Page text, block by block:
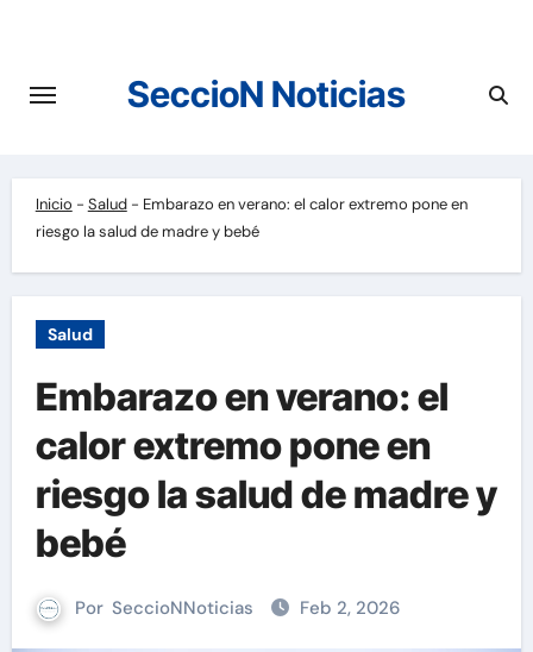
contenido
SeccioN Noticias
Inicio - Salud- Embarazo en verano: el calor extremo pone en
riesgo la salud de madre y bebé
Salud
Embarazo en verano: el
calor extremo pone en
riesgo la salud de madre y
bebé
Por SeccioNNoticias Feb 2, 2026